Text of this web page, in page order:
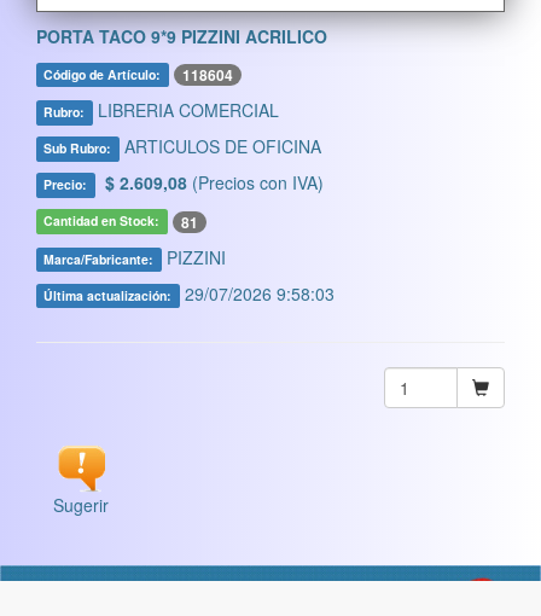
PORTA TACO 9*9 PIZZINI ACRILICO
Código de Artículo: 118604
Rubro: LIBRERIA COMERCIAL
Sub Rubro: ARTICULOS DE OFICINA
Precio: $ 2.609,08 (Precios con IVA)
Cantidad en Stock: 81
Marca/Fabricante: PIZZINI
Última actualización: 29/07/2026 9:58:03
Sugerir